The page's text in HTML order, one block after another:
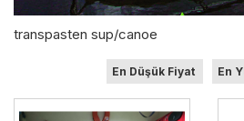
transpasten sup/canoe
En Düşük Fiyat En